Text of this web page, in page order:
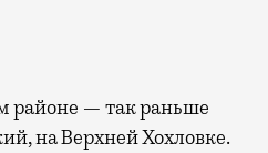
районе — так раньше
на Верхней Хохловке.